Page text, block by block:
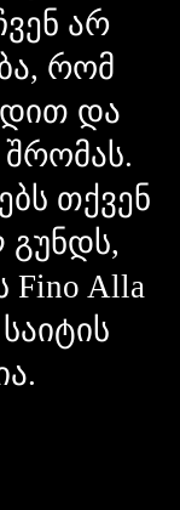
არ
რომ
და
თქვენ
გუნდს,
Alla